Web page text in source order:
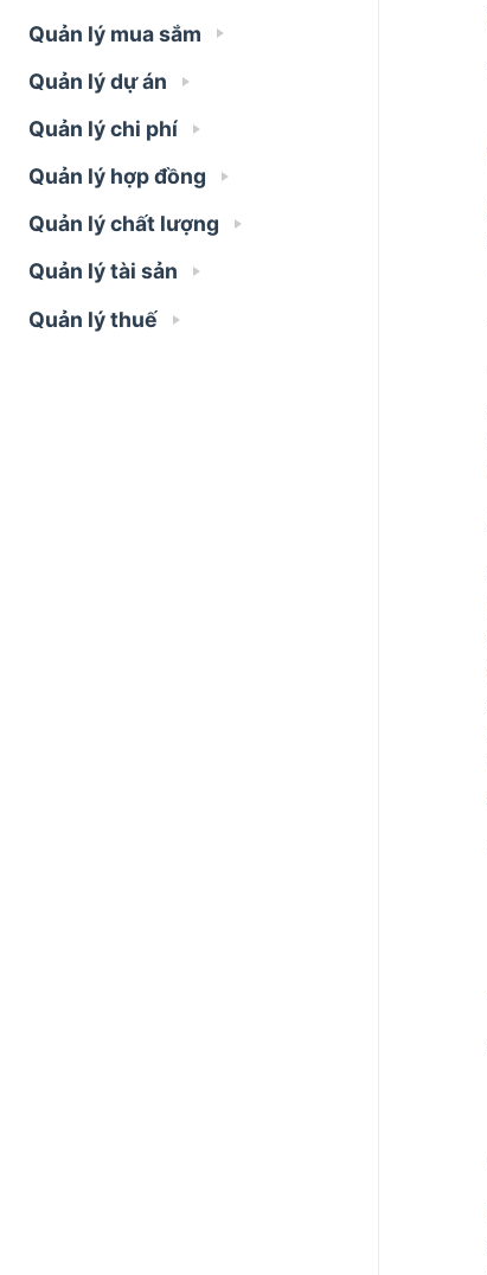
Quản lý mua sắm
Quản lý dự án
Quản lý chi phí
Quản lý hợp đồng
Quản lý chất lượng
Quản lý tài sản
Quản lý thuế